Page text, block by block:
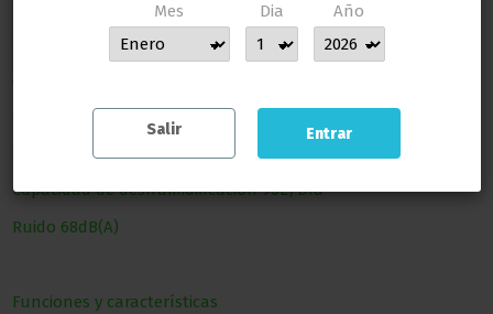
CARACTERÍSTICAS:
Alimentación eléctrica
Consumo de energía 1250W
Corriente nominal 5.8A
Capacidad de deshumidificación 90L/Día
Ruido 68dB(A)
Funciones y características
Mes
Dia Año
Salir Entrar
MUCHAS GRACIAS POR CONFIAR EN LLAMAS GROW